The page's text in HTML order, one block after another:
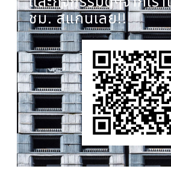
ชม. สแกนเลย!!